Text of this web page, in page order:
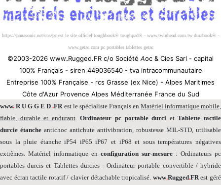
https://panasonic.net/cns/pc est le site officiel toughbook® toughpad® - www.twinhead.com.tw durabook® -
www.getac.com pc portables tablettes getac
©2003-2026 www.Rugged.FR c/o Société Aoc & Cies Sarl - capital
100% Français - siren 449036540 - tva intracommunautaire
Entreprise 100% Française - rcs Grasse (ex Nice) - Alpes Maritimes
Côte d'Azur Provence Alpes Méditerranée France du Sud
www. R U G G E D.FRest le spécialiste Français en Matériel informatique mobile,
fiable, durable et endurant.Ordinateur pc portable durci etTablette tactile
durcie étanche antichoc antichute antivibration, robustesse MIL-STD, utilisable
sous la pluie étanche iP54 iP65 iP67 et iP68 et sous températures négatives
extrêmes. Matériel informatique en configuration sur-mesure : Ordinateurs pc
portables durcis et Tablettes durcies - Ordinateur portable convertible / hybride
avec écran tactile rotatif / clavier détachable tropicalisé. www.Rugged.FRest géré